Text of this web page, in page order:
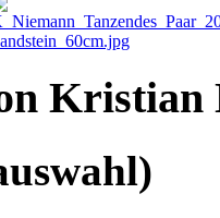
Kristian